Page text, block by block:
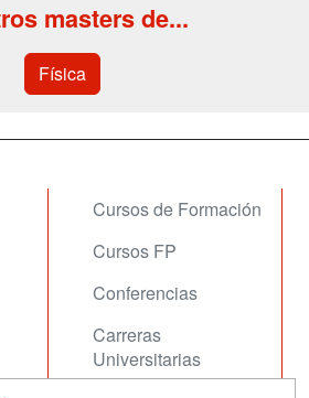
masters de...
Física
Cursos de Formación
Cursos FP
Conferencias
Carreras
Universitarias